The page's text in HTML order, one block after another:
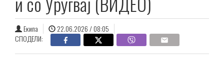
Екипа
22.06.2026 / 08:05
СПОДЕЛИ: